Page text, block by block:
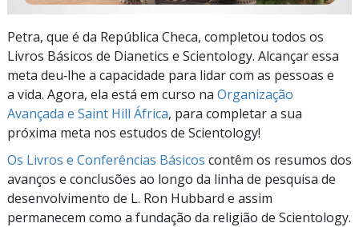
Petra, que é da República Checa, completou todos os
Livros Básicos de Dianetics e Scientology. Alcançar essa
meta deu‑lhe a capacidade para lidar com as pessoas e
a vida. Agora, ela está em curso na Organização
Avançada e Saint Hill África, para completar a sua
próxima meta nos estudos de Scientology!
Os Livros e Conferências Básicos contêm os resumos dos
avanços e conclusões ao longo da linha de pesquisa de
desenvolvimento de L. Ron Hubbard e assim
permanecem como a fundação da religião de Scientology.